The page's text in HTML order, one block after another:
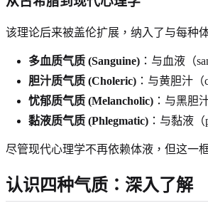
该理论后来被盖伦扩展，纳入了与每种
多血质气质 (Sanguine) ：与血液（
胆汁质气质 (Choleric) ：与黄胆汁（
忧郁质气质 (Melancholic) ：与黑胆
黏液质气质 (Phlegmatic) ：与黏液（
尽管现代心理学不再依赖体液，但这一
认识四种气质：深入了解